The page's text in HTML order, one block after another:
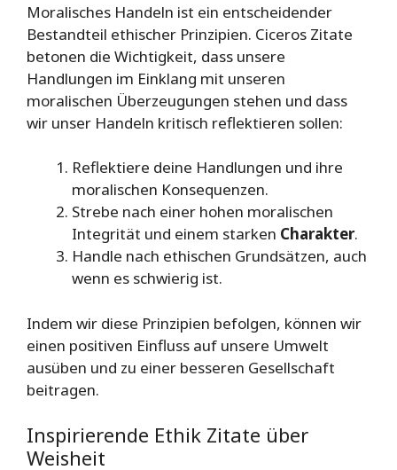
Moralisches Handeln ist ein entscheidender
Bestandteil ethischer Prinzipien. Ciceros Zitate
betonen die Wichtigkeit, dass unsere
Handlungen im Einklang mit unseren
moralischen Überzeugungen stehen und dass
wir unser Handeln kritisch reflektieren sollen:
Reflektiere deine Handlungen und ihre
moralischen Konsequenzen.
Strebe nach einer hohen moralischen
Integrität und einem starken Charakter.
Handle nach ethischen Grundsätzen, auch
wenn es schwierig ist.
Indem wir diese Prinzipien befolgen, können wir
einen positiven Einfluss auf unsere Umwelt
ausüben und zu einer besseren Gesellschaft
beitragen.
Inspirierende Ethik Zitate über
Weisheit